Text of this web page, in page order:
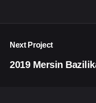
Next Project
2019 Mersin